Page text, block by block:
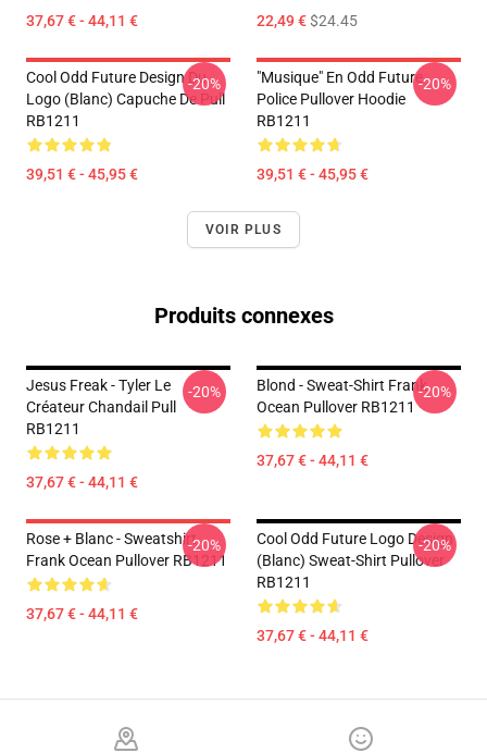
37,67 € - 44,11 € 22,49 €$24.45
Cool Odd Future Design Du
Logo (blanc) Capuche De Pull
RB1211
39,51 € - 45,95 €
-20%
"Musique" En Odd Future
Police Pullover Hoodie
RB1211
39,51 € - 45,95 €
-20%
VOIR PLUS
Produits connexes
Jesus Freak - Tyler Le
Créateur Chandail Pull
RB1211
37,67 € - 44,11 €
-20%
Blond - Sweat-Shirt Frank
Ocean Pullover RB1211
37,67 € - 44,11 €
-20%
Rose + Blanc - Sweatshirt
Frank Ocean Pullover RB1211
37,67 € - 44,11 €
-20%
Cool Odd Future Logo Design
(blanc) Sweat-Shirt Pullover
RB1211
37,67 € - 44,11 €
-20%